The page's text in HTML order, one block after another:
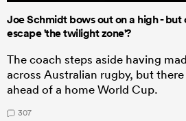
Joe Schmidt bows out on a high - but
escape 'the twilight zone'?
The coach steps aside having
across Australian rugby, but
ahead of a home World Cup.
307